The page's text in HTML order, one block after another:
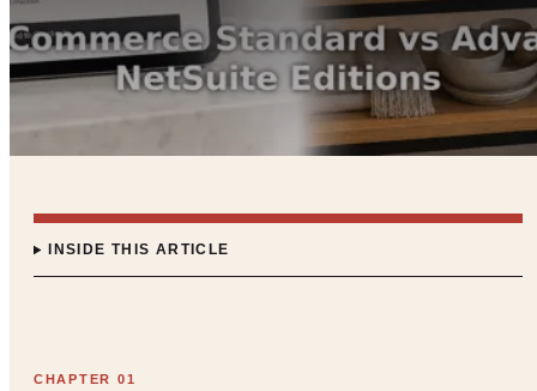
INSIDE THIS ARTICLE